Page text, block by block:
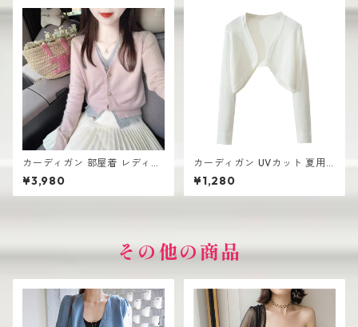
カーディガン 部屋着 レディー
ス 薄手 高見え シンプル おし
ゃれ 韓国風
¥3,980
カーディガン UVカット 夏用
レディース ざっくり シンプル
おしゃれ
¥1,280
その他の商品